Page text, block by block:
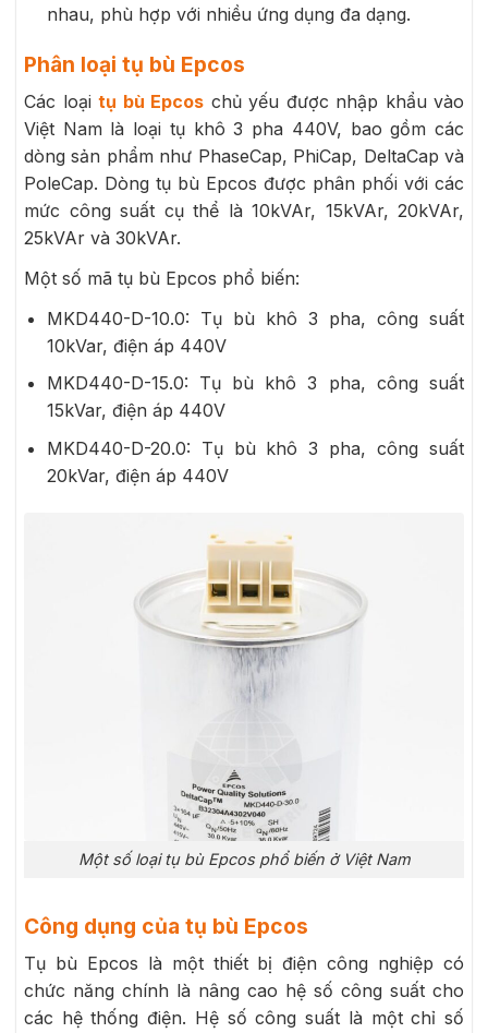
nhau, phù hợp với nhiều ứng dụng đa dạng.
Phân loại tụ bù Epcos
Các loại tụ bù Epcos chủ yếu được nhập khẩu vào
Việt Nam là loại tụ khô 3 pha 440V, bao gồm các
dòng sản phẩm như PhaseCap, PhiCap, DeltaCap và
PoleCap. Dòng tụ bù Epcos được phân phối với các
mức công suất cụ thể là 10kVAr, 15kVAr, 20kVAr,
25kVAr và 30kVAr.
Một số mã tụ bù Epcos phổ biến:
MKD440-D-10.0: Tụ bù khô 3 pha, công suất
10kVar, điện áp 440V
MKD440-D-15.0: Tụ bù khô 3 pha, công suất
15kVar, điện áp 440V
MKD440-D-20.0: Tụ bù khô 3 pha, công suất
20kVar, điện áp 440V
Một số loại tụ bù Epcos phổ biến ở Việt Nam
Công dụng của tụ bù Epcos
Tụ bù Epcos là một thiết bị điện công nghiệp có
chức năng chính là nâng cao hệ số công suất cho
các hệ thống điện. Hệ số công suất là một chỉ số